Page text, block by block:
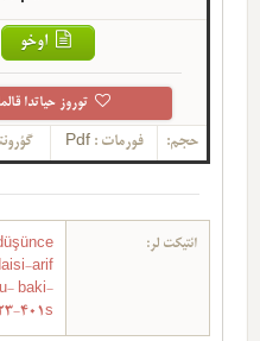
اوخو
توروز حیاتدا
حجم: فورمات :Pdf
ائتیکت لر:
arif
baki-
401s